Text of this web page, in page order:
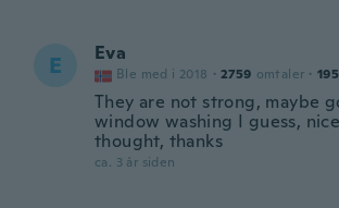
E Eva
Ble med i 2018 · 2759 omtaler ·
They are not strong, maybe
window washing I guess,
thought, thanks
ca. 3 år siden